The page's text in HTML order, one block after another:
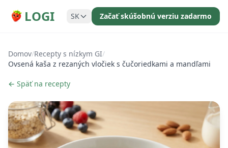
LOGI SK Začať skúšobnú verziu zadarmo
Domov/Recepty s nízkym GI/
Ovsená kaša z rezaných vločiek s čučoriedkami a mandľami
← Späť na recepty